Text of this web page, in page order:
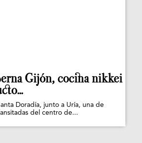
Gijón, cocina nikkei
Doradía, junto a Uría, una de
del centro de...